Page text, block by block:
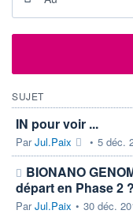
DERNIER
07.08.26 /
Non éligible
SUJET
IN pour voir ...
ParJul.Paix • 5 déc.
BIONANO
départ en Phase 2 ?
ParJul.Paix • 30 déc.